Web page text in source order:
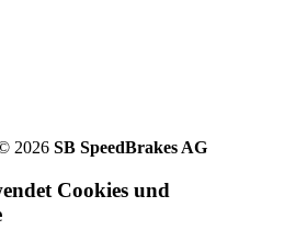
2026 SB SpeedBrakes AG
Cookies und